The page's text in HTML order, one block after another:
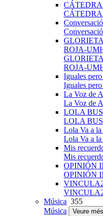
ROJA-
ROJA-
Iguales
Iguales
La Voz de
La Voz de
LOLA
LOLA
Lola Va a
Lola Va a
Mis
Mis
OPINIÓN
OPINIÓN
Música 355
Música
Veure més